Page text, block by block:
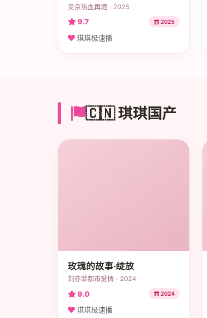
吴京热血再燃 · 2025
9.7 2025
琪琪极速播
🇨🇳 琪琪国产
玫瑰的故事·绽放
刘亦菲都市爱情 · 2024
9.0 2024
琪琪极速播